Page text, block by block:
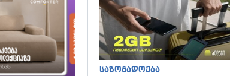
საზოგადოება